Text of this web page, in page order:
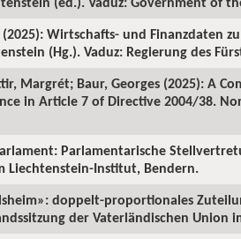
Wirtschafts- und Finanzdaten
(Hg.). Vaduz: Regierung des
Margrét; Baur, Georges (2025): A
in Article 7 of Directive 2004/38.
Parlamentarische
Liechtenstein-Institut, Bendern.
doppelt-proportionales
der Vaterländischen Union